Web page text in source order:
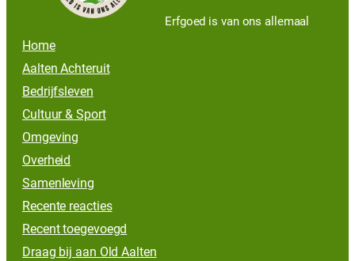
Erfgoed is van ons allemaal
Home
Aalten Achteruit
Bedrijfsleven
Cultuur & Sport
Omgeving
Overheid
Samenleving
Recente reacties
Recent toegevoegd
Draag bij aan Old Aalten